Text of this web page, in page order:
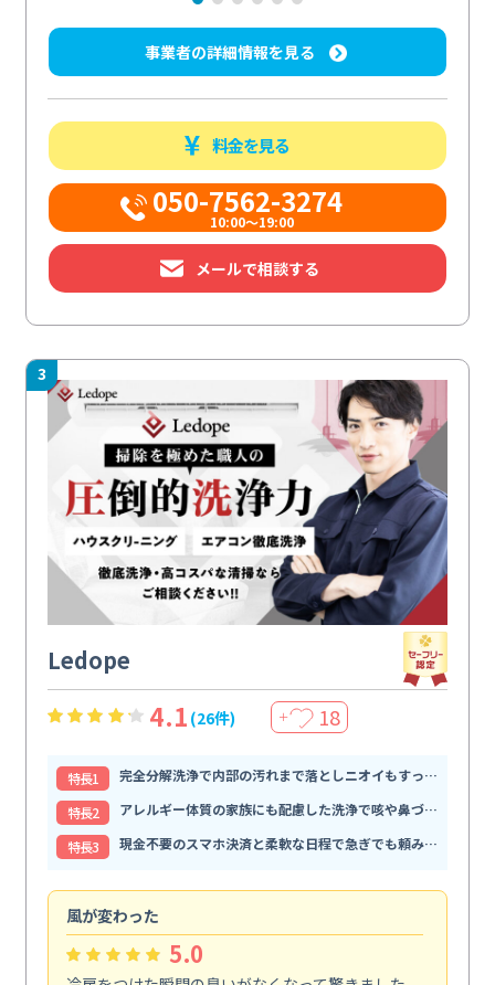
事業者の詳細情報を見る
料金を見る
050-7562-3274
10:00〜19:00
メールで相談する
3
Ledope
4.1 (26件) ＋ 18
特⻑1
完全分解洗浄で内部の汚れまで落としニオイもすっきり解消
特⻑2
アレルギー体質の家族にも配慮した洗浄で咳や鼻づまりが和らぐ
特⻑3
現金不要のスマホ決済と柔軟な日程で急ぎでも頼みやすい
風が変わった
5.0